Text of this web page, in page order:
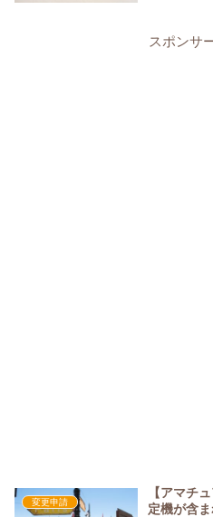
スポンサ
変更申請
【アマチ
定機が含